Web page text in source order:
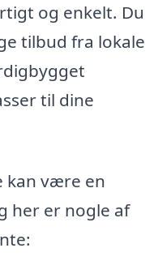
og enkelt. Du
tilbud fra lokale
til dine
kan være en
her er nogle af